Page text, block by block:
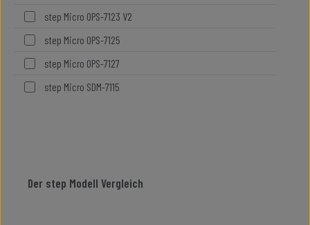
step Micro OPS-7123 V2
step Micro OPS-7125
step Micro OPS-7127
step Micro SDM-7115
Der step Modell Vergleich